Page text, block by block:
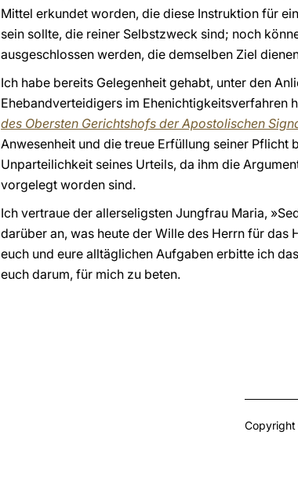
Mittel erkundet worden, die diese Instruktion für
sein sollte, die reiner Selbstzweck sind; noch
ausgeschlossen werden, die demselben Ziel
Ich habe bereits Gelegenheit gehabt, unter den
Ehebandverteidigers im Ehenichtigkeitsverfahren
des Obersten Gerichtshofs der Apostolischen
Anwesenheit und die treue Erfüllung seiner
Unparteilichkeit seines Urteils, da ihm die
vorgelegt worden sind.
Ich vertraue der allerseligsten Jungfrau Maria,
darüber an, was heute der Wille des Herrn für das
euch und eure alltäglichen Aufgaben erbitte ich
euch darum, für mich zu beten.
Copyright